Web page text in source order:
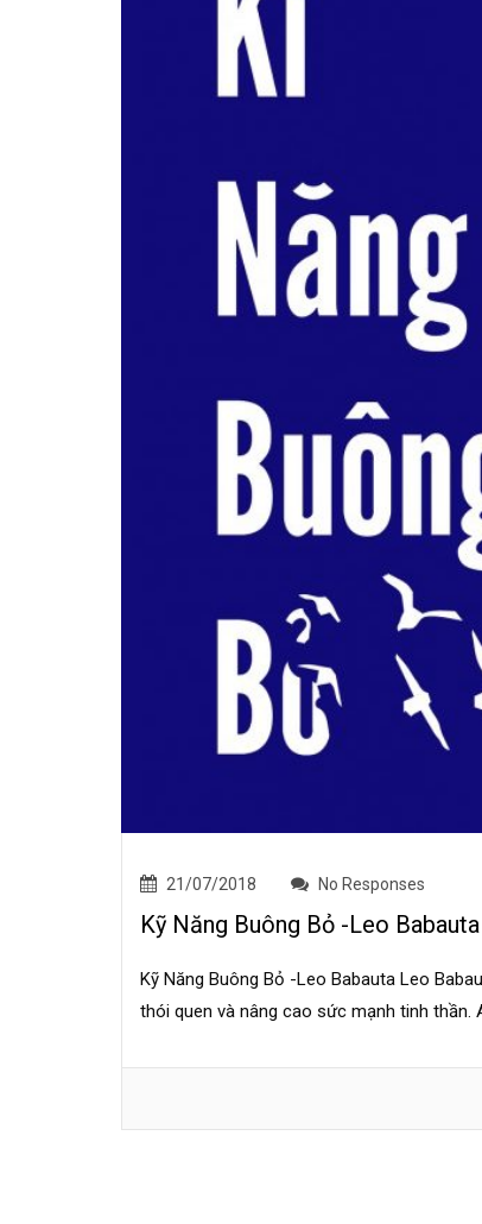
21/07/2018 No Responses
Kỹ Năng Buông Bỏ -Leo
Kỹ Năng Buông Bỏ -Leo Babauta Leo
thói quen và nâng cao sức mạnh tinh thần.